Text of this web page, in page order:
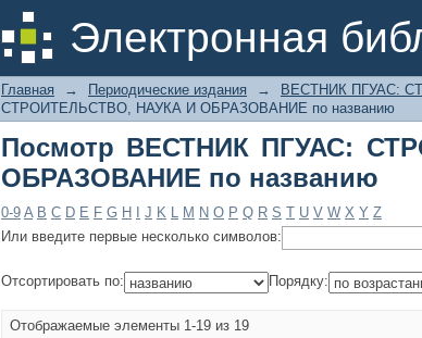
Электронная
Посмотр ВЕСТНИК ПГУАС:
названию
Главная → Периодические издания → ВЕСТНИК ПГУАС:
СТРОИТЕЛЬСТВО, НАУКА И ОБРАЗОВАНИЕ по названию
Посмотр ВЕСТНИК ПГУАС:
ОБРАЗОВАНИЕ по названию
0-9 A B C D E F G H J K L M N O P Q R S T U V W X Y Z
Или введите первые несколько символов:
Отсортировать по: Порядку:
Отображаемые элементы 1-19 из 19